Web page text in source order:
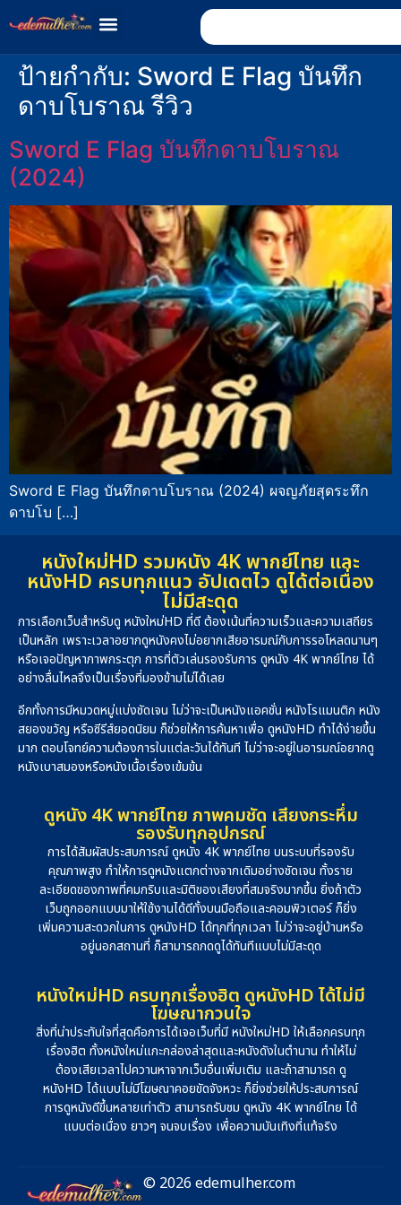
ป้ายกำกับ: Sword E Flag บันทึก
ดาบโบราณ รีวิว
Sword E Flag บันทึกดาบโบราณ
(2024)
Sword E Flag บันทึกดาบโบราณ (2024) ผจญภัยสุดระทึก
ดาบโบ […]
หนังใหม่HD รวมหนัง 4K พากย์ไทย และ
หนังHD ครบทุกแนว อัปเดตไว ดูได้ต่อเนื่อง
ไม่มีสะดุด
การเลือกเว็บสำหรับดู หนังใหม่HD ที่ดี ต้องเน้นที่ความเร็วและความเสถียร
เป็นหลัก เพราะเวลาอยากดูหนังคงไม่อยากเสียอารมณ์กับการรอโหลดนานๆ
หรือเจอปัญหาภาพกระตุก การที่ตัวเล่นรองรับการ ดูหนัง 4K พากย์ไทย ได้
อย่างลื่นไหลจึงเป็นเรื่องที่มองข้ามไม่ได้เลย
อีกทั้งการมีหมวดหมู่แบ่งชัดเจน ไม่ว่าจะเป็นหนังแอคชั่น หนังโรแมนติก หนัง
สยองขวัญ หรือซีรีส์ยอดนิยม ก็ช่วยให้การค้นหาเพื่อ ดูหนังHD ทำได้ง่ายขึ้น
มาก ตอบโจทย์ความต้องการในแต่ละวันได้ทันที ไม่ว่าจะอยู่ในอารมณ์อยากดู
หนังเบาสมองหรือหนังเนื้อเรื่องเข้มข้น
ดูหนัง 4K พากย์ไทย ภาพคมชัด เสียงกระหึ่ม
รองรับทุกอุปกรณ์
การได้สัมผัสประสบการณ์ ดูหนัง 4K พากย์ไทย บนระบบที่รองรับ
คุณภาพสูง ทำให้การดูหนังแตกต่างจากเดิมอย่างชัดเจน ทั้งราย
ละเอียดของภาพที่คมกริบและมิติของเสียงที่สมจริงมากขึ้น ยิ่งถ้าตัว
เว็บถูกออกแบบมาให้ใช้งานได้ดีทั้งบนมือถือและคอมพิวเตอร์ ก็ยิ่ง
เพิ่มความสะดวกในการ ดูหนังHD ได้ทุกที่ทุกเวลา ไม่ว่าจะอยู่บ้านหรือ
อยู่นอกสถานที่ ก็สามารถกดดูได้ทันทีแบบไม่มีสะดุด
หนังใหม่HD ครบทุกเรื่องฮิต ดูหนังHD ได้ไม่มี
โฆษณากวนใจ
สิ่งที่น่าประทับใจที่สุดคือการได้เจอเว็บที่มี หนังใหม่HD ให้เลือกครบทุก
เรื่องฮิต ทั้งหนังใหม่แกะกล่องล่าสุดและหนังดังในตำนาน ทำให้ไม่
ต้องเสียเวลาไปควานหาจากเว็บอื่นเพิ่มเติม และถ้าสามารถ ดู
หนังHD ได้แบบไม่มีโฆษณาคอยขัดจังหวะ ก็ยิ่งช่วยให้ประสบการณ์
การดูหนังดีขึ้นหลายเท่าตัว สามารถรับชม ดูหนัง 4K พากย์ไทย ได้
แบบต่อเนื่อง ยาวๆ จนจบเรื่อง เพื่อความบันเทิงที่แท้จริง
© 2026 edemulher.com